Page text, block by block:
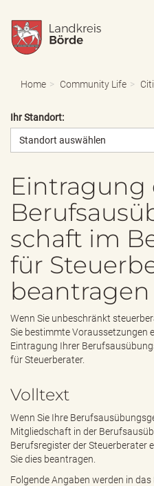
Home Community Life
Ihr Standort:
Standort auswählen
Eintragung
schaft im
für
beantragen
Wenn Sie unbeschränkt
Sie bestimmte Voraussetzungen
Eintragung Ihrer
für Steuerberater.
Volltext
Wenn Sie Ihre
Mitgliedschaft in der
Berufsregister der Steuerberater
Sie dies beantragen.
Folgende Angaben werden in